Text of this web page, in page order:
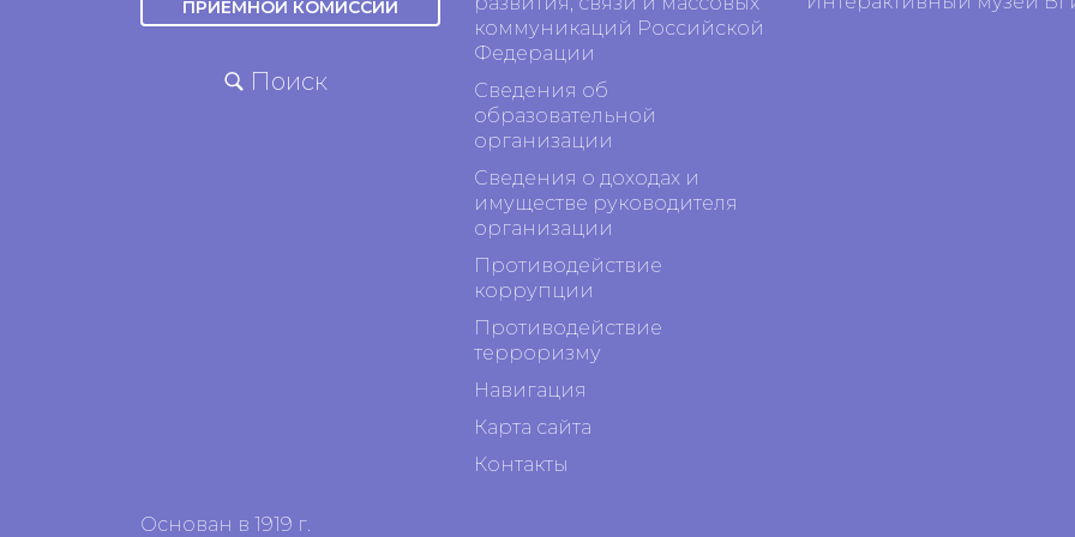
ПРИЕМНОЙ КОМИССИИ
Поиск
коммуникаций Российской
Федерации
Сведения об
образовательной
организации
Сведения о доходах и
имуществе руководителя
организации
Противодействие
коррупции
Противодействие
терроризму
Навигация
Карта сайта
Контакты
Основан в 1919 г.